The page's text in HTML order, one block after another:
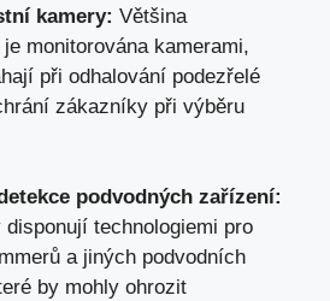
kamery: Většina
je monitorována kamerami,
při odhalování podezřelé
zákazníky při výběru
podvodných zařízení:
disponují technologiemi pro
a jiných podvodních
by mohly ohrozit